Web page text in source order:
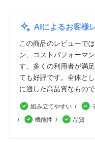
AIによるお客様
この商品のレビューで
ン、コストパフォーマ
す。多くの利用者が満
ても好評です。全体と
に適した高品質なもの
組み立てやすい
機能性
品質